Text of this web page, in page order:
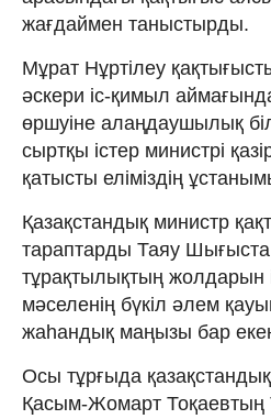
жағдаймен таныстырды.
Мұрат Нұртілеу
әскери іс-қимыл
өршуіне алаңдаушылық
сыртқы істер министрі
қатысты еліміздің
Қазақстандық министр
тараптарды Таяу Шығыста
тұрақтылықтың жолдарын
мәселенің бүкіл әлем
жаһандық маңызы бар
Осы тұрғыда
Қасым-Жомарт Тоқаевтың